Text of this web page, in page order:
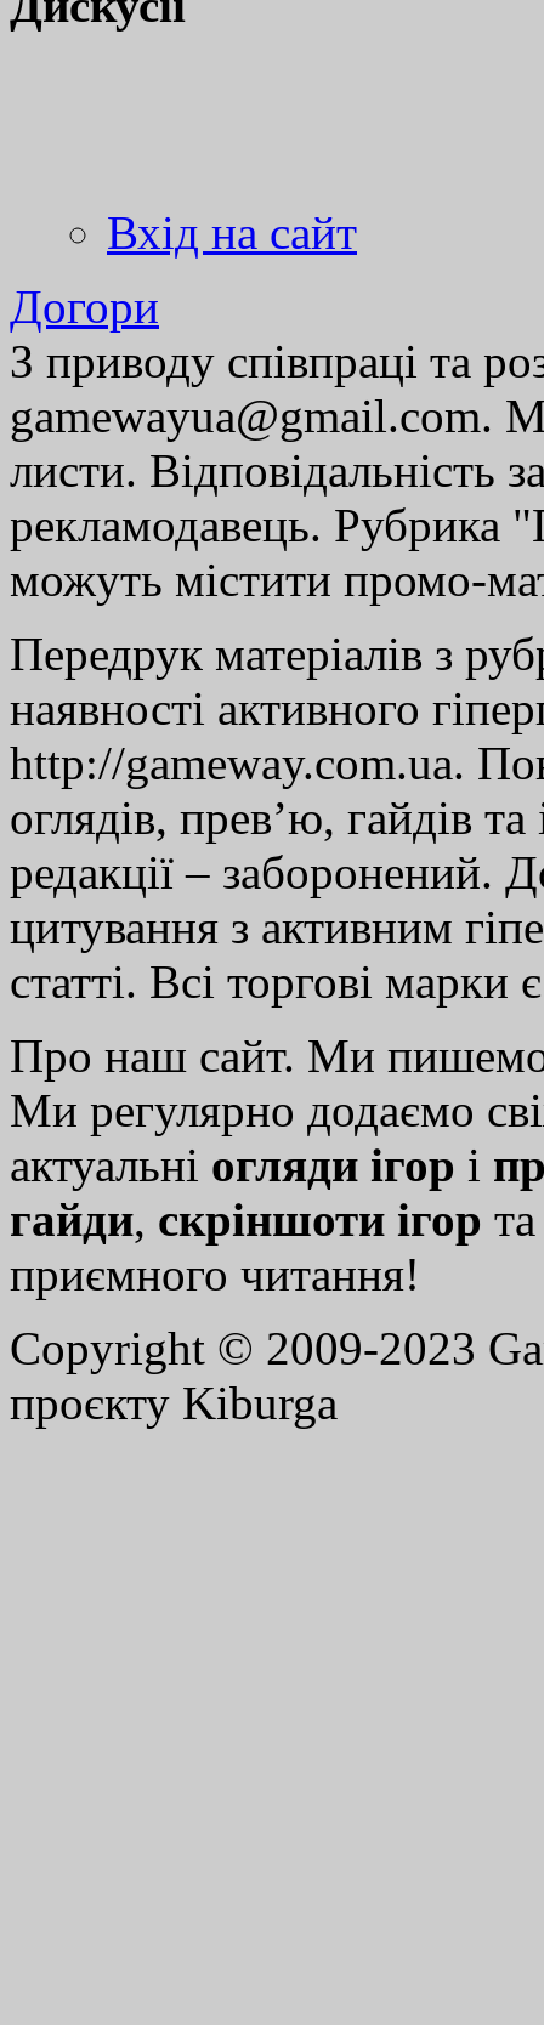
Вхід на сайт
Догори
З приводу співпраці та
gamewayua@gmail.com.
листи. Відповідальність
рекламодавець. Рубрика
можуть містити промо-
Передрук матеріалів з
наявності активного
http://gameway.com.ua.
оглядів, прев’ю, гайдів
редакції – заборонений.
цитування з активним
статті. Всі торгові марки
Про наш сайт. Ми
Ми регулярно додаємо
актуальні огляди ігор і
гайди, скріншоти ігор
приємного читання!
Copyright © 2009-2023
проєкту Kiburga